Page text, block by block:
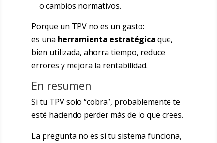
o cambios normativos.
Porque un TPV no es un gasto:
es una herramienta estratégica que,
bien utilizada, ahorra tiempo, reduce
errores y mejora la rentabilidad.
En resumen
Si tu TPV solo “cobra”, probablemente te
esté haciendo perder más de lo que crees.
La pregunta no es si tu sistema funciona,